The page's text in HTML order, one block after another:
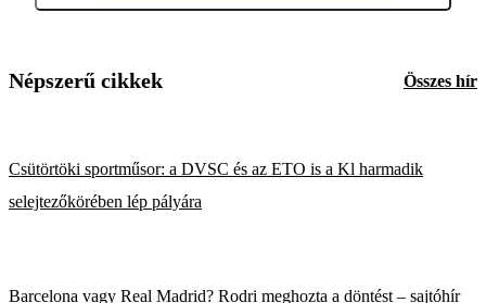
Népszerű cikkek Összes hír
Csütörtöki sportműsor: a DVSC és az ETO is a Kl harmadik
selejtezőkörében lép pályára
Barcelona vagy Real Madrid? Rodri meghozta a döntést – sajtóhír